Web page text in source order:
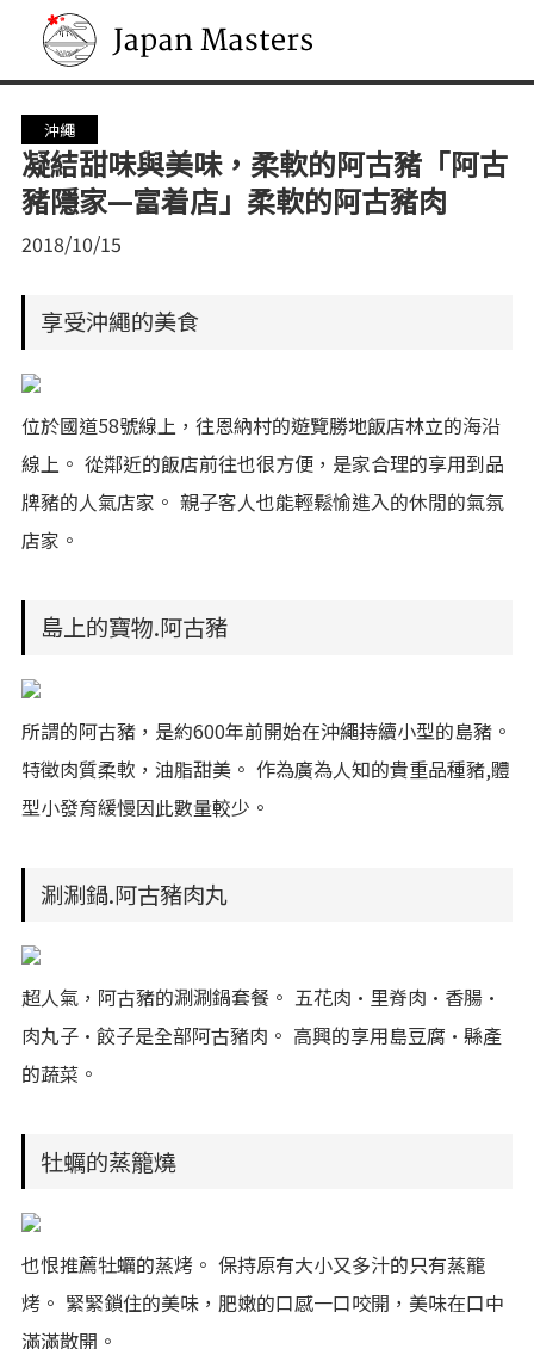
Japan Masters
沖繩
凝結甜味與美味，柔軟的阿古豬「阿古
豬隱家—富着店」柔軟的阿古豬肉
2018/10/15
享受沖繩的美食
位於國道58號線上，往恩納村的遊覽勝地飯店林立的海沿
線上。 從鄰近的飯店前往也很方便，是家合理的享用到品
牌豬的人氣店家。 親子客人也能輕鬆愉進入的休閒的氣氛
店家。
島上的寶物.阿古豬
所謂的阿古豬，是約600年前開始在沖繩持續小型的島豬。
特徵肉質柔軟，油脂甜美。 作為廣為人知的貴重品種豬,體
型小發育緩慢因此數量較少。
涮涮鍋.阿古豬肉丸
超人氣，阿古豬的涮涮鍋套餐。 五花肉·里脊肉·香腸·
肉丸子·餃子是全部阿古豬肉。 高興的享用島豆腐·縣產
的蔬菜。
牡蠣的蒸籠燒
也恨推薦牡蠣的蒸烤。 保持原有大小又多汁的只有蒸籠
烤。 緊緊鎖住的美味，肥嫩的口感一口咬開，美味在口中
滿滿散開。